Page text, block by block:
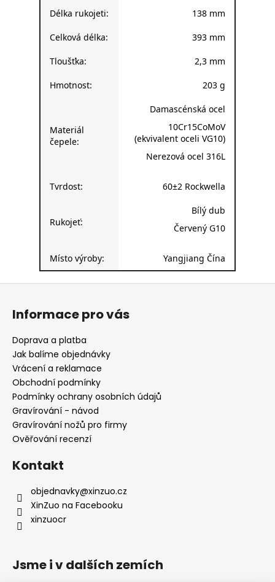
Délka rukojeti: 138 mm
Celková délka: 393 mm
Tloušťka: 2,3 mm
Hmotnost: 203 g
Materiál
čepele:
Damascénská ocel
10Cr15CoMoV
(ekvivalent oceli VG10)
Nerezová ocel 316L
Tvrdost: 60±2 Rockwella
Rukojeť:
Bílý dub
Červený G10
Místo výroby: Yangjiang Čína
Informace pro vás
Doprava a platba
Jak balíme objednávky
Vrácení a reklamace
Obchodní podmínky
Podmínky ochrany osobních údajů
Gravírování - návod
Gravírování nožů pro firmy
Ověřování recenzí
Kontakt
objednavky@xinzuo.cz
XinZuo na Facebooku
xinzuocr
Jsme i v dalších zemích